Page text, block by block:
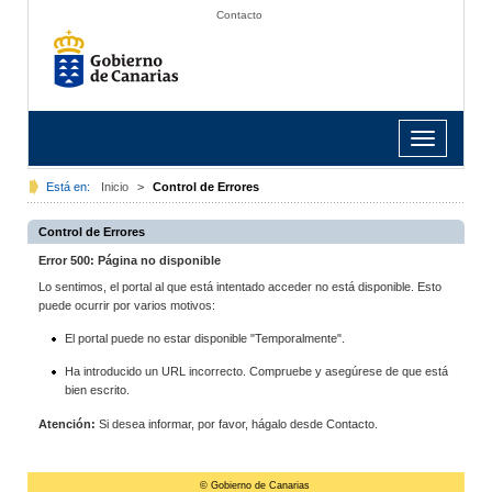
Contacto
Toggle
navigation
Está en: Inicio > Control de Errores
Control de Errores
Error 500: Página no disponible
Lo sentimos, el portal al que está intentado acceder no está disponible. Esto
puede ocurrir por varios motivos:
El portal puede no estar disponible "Temporalmente".
Ha introducido un URL incorrecto. Compruebe y asegúrese de que está
bien escrito.
Atención: Si desea informar, por favor, hágalo desde Contacto.
© Gobierno de Canarias